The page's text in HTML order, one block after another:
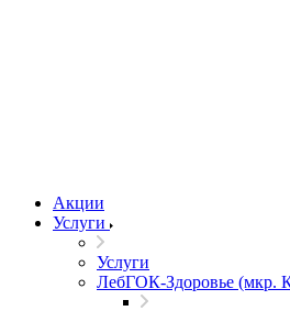
Акции
Услуги
Услуги
ЛебГОК-Здоровье (мкр.